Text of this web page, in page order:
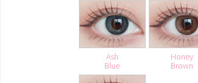
Ash
Blue
Honey
Brown